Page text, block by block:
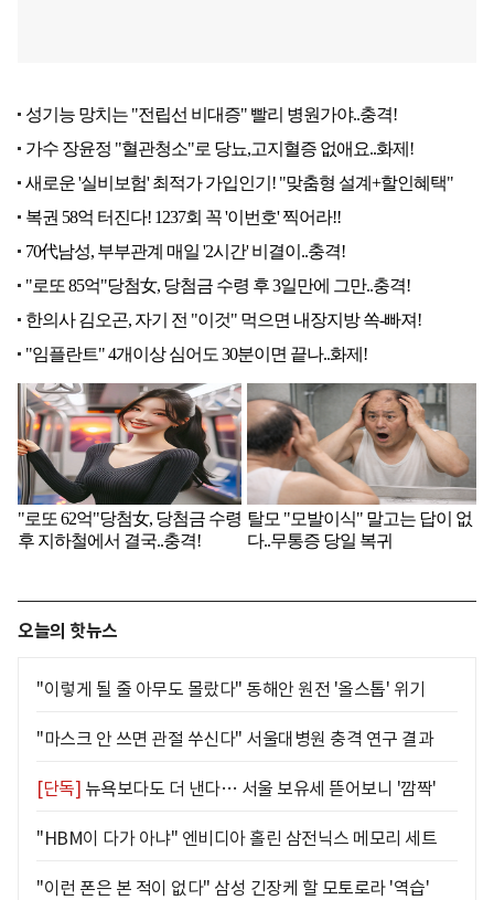
오늘의 핫뉴스
"이렇게 될 줄 아무도 몰랐다" 동해안 원전 '올스톱' 위기
"마스크 안 쓰면 관절 쑤신다" 서울대병원 충격 연구 결과
[단독] 뉴욕보다도 더 낸다… 서울 보유세 뜯어보니 '깜짝'
"HBM이 다가 아냐" 엔비디아 홀린 삼전닉스 메모리 세트
"이런 폰은 본 적이 없다" 삼성 긴장케 할 모토로라 '역습'